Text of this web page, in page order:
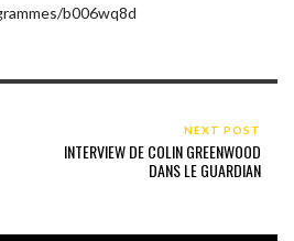
b006wq8d
NEXT POST
INTERVIEW DE COLIN GREENWOOD
DANS LE GUARDIAN